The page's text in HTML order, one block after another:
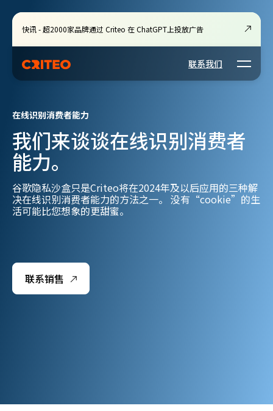
快讯 - 超2000家品牌通过 Criteo 在 ChatGPT上投放广告
联系我们 Open
在线识别消费者能力
我们来谈谈在线识别消费者
能力。
谷歌隐私沙盒只是Criteo将在2024年及以后应用的三种解
决在线识别消费者能力的方法之一。 没有“cookie”的生
活可能比您想象的更甜蜜。
联系销售